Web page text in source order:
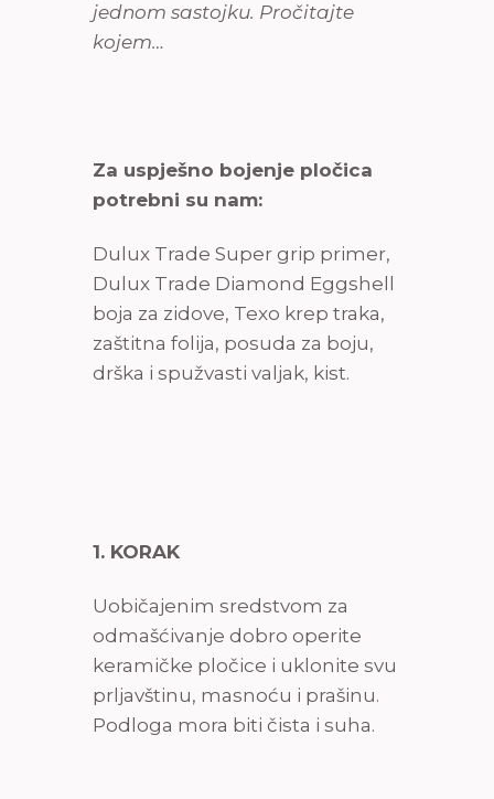
jednom sastojku. Pročitajte
kojem…
Za uspješno bojenje pločica
potrebni su nam:
Dulux Trade Super grip primer,
Dulux Trade Diamond Eggshell
boja za zidove, Texo krep traka,
zaštitna folija, posuda za boju,
drška i spužvasti valjak, kist.
1. KORAK
Uobičajenim sredstvom za
odmašćivanje dobro operite
keramičke pločice i uklonite svu
prljavštinu, masnoću i prašinu.
Podloga mora biti čista i suha.